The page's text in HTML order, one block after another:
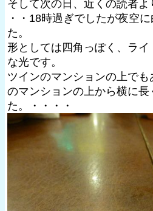
そして次の日、近くの読者よ
・・18時過ぎでしたが夜空
た。
形としては四角っぽく、ラ
な光です。
ツインのマンションの上で
のマンションの上から横に長
た。・・・・